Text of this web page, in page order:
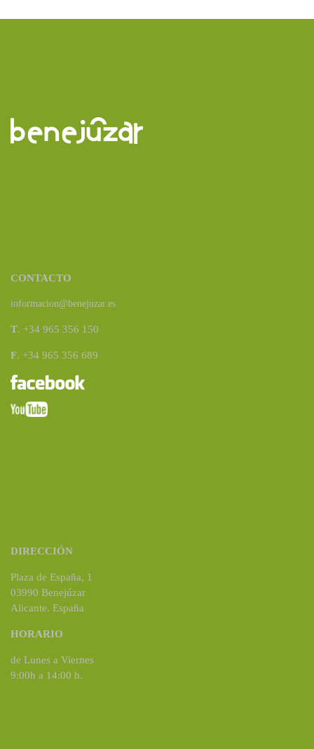
CONTACTO
informacion@benejuzar.es
T. +34 965 356 150
F. +34 965 356 689
DIRECCIÓN
Plaza de España, 1
03990 Benejúzar
Alicante. España
HORARIO
de Lunes a Viernes
9:00h a 14:00 h.